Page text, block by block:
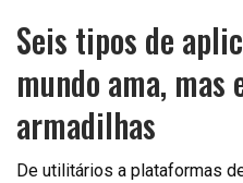
Seis tipos de
mundo ama, mas
armadilhas
De utilitários a plataformas